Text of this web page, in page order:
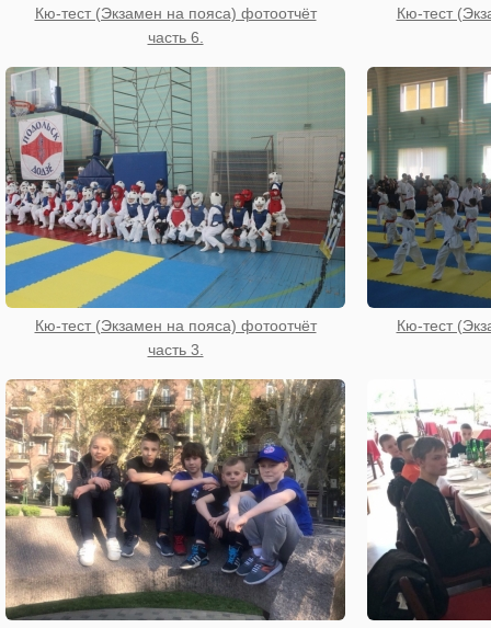
Кю-тест (Экзамен на пояса) фотоотчёт
часть 6.
Кю-тест
Кю-тест (Экзамен на пояса) фотоотчёт
часть 3.
Кю-тест